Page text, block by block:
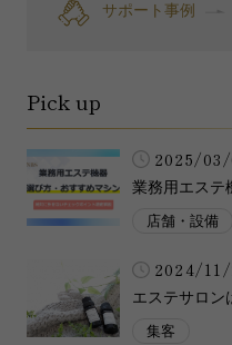
サポート事例
Pick up
2025/03/
業務用エステ
店舗・設備
2024/11/
エステサロン
集客